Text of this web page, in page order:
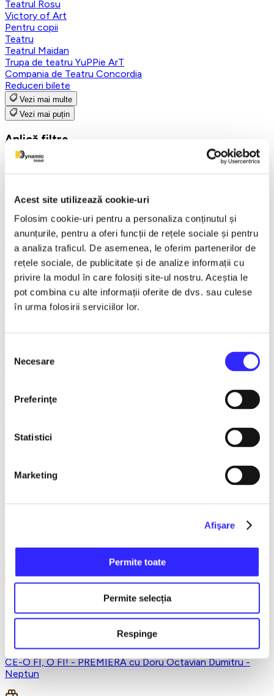
Acest site utilizează cookie-uri
Folosim cookie-uri pentru a personaliza conținutul și
anunțurile, pentru a oferi funcții de rețele sociale și pentru
a analiza traficul. De asemenea, le oferim partenerilor de
rețele sociale, de publicitate și de analize informații cu
privire la modul în care folosiți site-ul nostru. Aceștia le
pot combina cu alte informații oferite de dvs. sau culese
în urma folosirii serviciilor lor.
consimțământului
Necesare
Preferinţe
Statistici
Marketing
Afişare
Permite toate
Permite selecția
Respinge
Teatrul Rosu
Victory of Art
Pentru copii
Teatru
Teatrul Maidan
Trupa de teatru YuPPie ArT
Compania de Teatru Concordia
Reduceri bilete
Vezi mai multe
Vezi mai puțin
Aplică filtre
Toate categoriile
FANTASY&DANCE ENTERTAINMENT
Recomandate
Spargatorul de Nuci
Turnee
Spectacole litoral 2026
TNB
Balet/Dans
Sala Palatului
Musical Extravaganza
Concerte și Festivaluri
Sala Luceafarul
Teatrul Rosu
Victory of Art
Reduceri bilete
Vezi mai puțin
CE-O FI, O FI! - PREMIERA cu Doru Octavian Dumitru -
Neptun